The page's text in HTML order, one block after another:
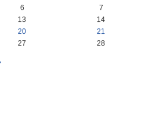
6
7
13
14
20
21
27 28